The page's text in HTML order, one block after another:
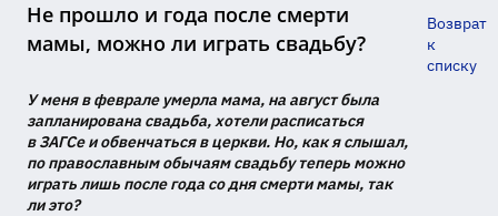
Не прошло и года после смерти
мамы, можно ли играть свадьбу?
У меня в феврале умерла мама, на август была
запланирована свадьба, хотели расписаться
в ЗАГСе и обвенчаться в церкви. Но, как я слышал,
по православным обычаям свадьбу теперь можно
играть лишь после года со дня смерти мамы, так
ли это?
Возврат
к
списку